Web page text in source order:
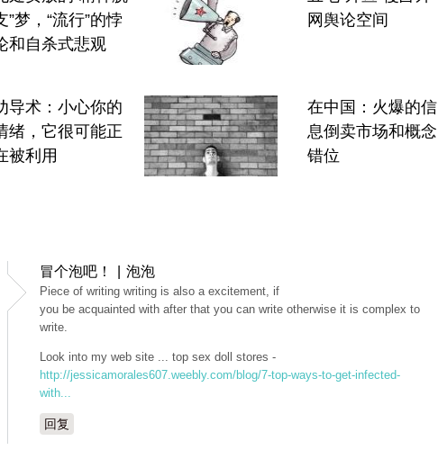
”梦，“流行”的悖
和自杀式悲观
网舆论空间
导术：小心你的
绪，它很可能正
被利用
在中国：火爆的信
息倒卖市场和概念
错位
冒个泡吧！ | 泡泡
Piece of writing writing is also a excitement, if
you be acquainted with after that you can write otherwise it is complex to
write.
Look into my web site ... top sex doll stores -
http://jessicamorales607.weebly.com/blog/7-top-ways-to-get-infected-
with...
回复